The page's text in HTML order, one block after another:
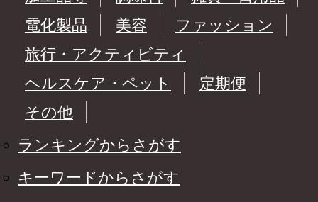
電化製品
美容
ファッション
旅行・アクティビティ
ヘルスケア・ペット
定期便
その他
ランキングからさがす
キーワードからさがす